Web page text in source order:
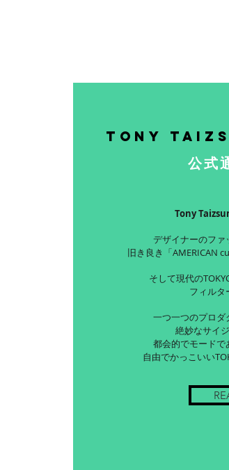
Tony Taizsun
公式
Tony
デザイナーのファ
旧き良き「AMERICAN
そして現代の
フィルタ
一つ一つのプロダ
絶妙なサイ
都会的でモードで
自由でかっこいい